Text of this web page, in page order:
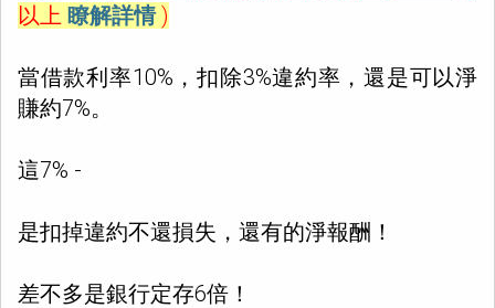
以上 瞭解詳情)
當借款利率10%，扣除3%違約率，還是可以淨
賺約7%。
這7% -
是扣掉違約不還損失，還有的淨報酬！
差不多是銀行定存6倍！